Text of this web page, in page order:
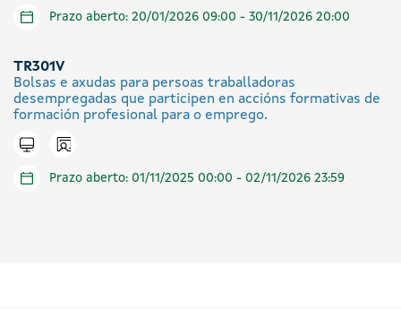
Prazo aberto: 20/01/2026 09:00 - 30/11/2026 20:00
TR301V
Bolsas e axudas para persoas traballadoras
desempregadas que participen en accións formativas de
formación profesional para o emprego.
Tramitar en liña
Icono presencial
Prazo aberto: 01/11/2025 00:00 - 02/11/2026 23:59